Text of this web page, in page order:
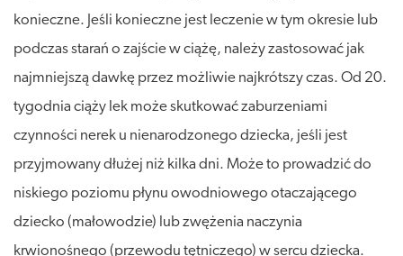
konieczne. Jeśli konieczne jest leczenie w tym okresie lub
podczas starań o zajście w ciążę, należy zastosować jak
najmniejszą dawkę przez możliwie najkrótszy czas. Od 20.
tygodnia ciąży lek może skutkować zaburzeniami
czynności nerek u nienarodzonego dziecka, jeśli jest
przyjmowany dłużej niż kilka dni. Może to prowadzić do
niskiego poziomu płynu owodniowego otaczającego
dziecko (małowodzie) lub zwężenia naczynia
krwionośnego (przewodu tętniczego) w sercu dziecka.